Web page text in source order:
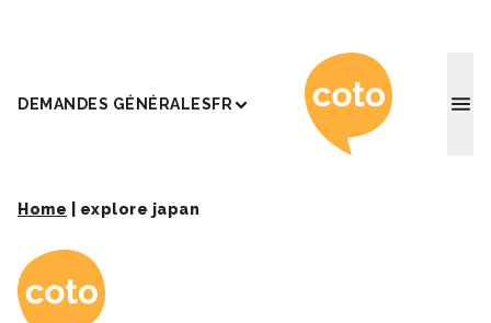
DEMANDES GÉNÉRALESFR Coto
Home explore japan
Coto Academy -